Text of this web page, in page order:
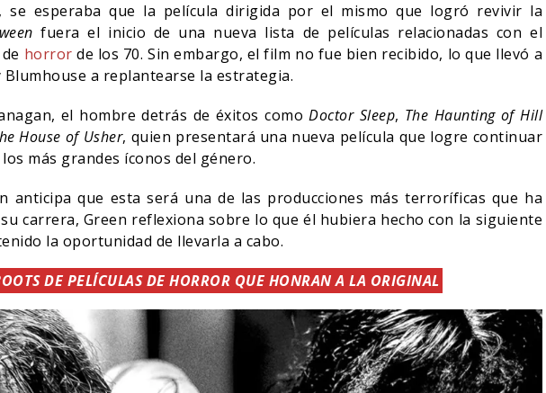
se esperaba que la película dirigida por el mismo que logró revivir la
fuera el inicio de una nueva lista de películas relacionadas con el
horror de los 70. Sin embargo, el film no fue bien recibido, lo que llevó a
Blumhouse a replantearse la estrategia.
el hombre detrás de éxitos comoDoctor Sleep, The Haunting of Hill
House of Usher, quien presentará una nueva película que logre continuar
más grandes íconos del género.
anticipa que esta será una de las producciones más terroríficas que ha
carrera, Green reflexiona sobre lo que él hubiera hecho con la siguiente
la oportunidad de llevarla a cabo.
DE PELÍCULAS DE HORROR QUE HONRAN A LA ORIGINAL
EL LIVE-ACTION DE ZELDA
ELIGE A SU VILLANO
06/08/2026
ESTÁN ENTRE NOSOTROS –
TRAILER FINAL